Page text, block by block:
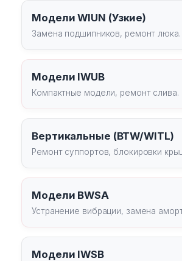
Модели WIUN (Узкие)
Замена подшипников, ремонт люка.
Модели IWUB
Компактные модели, ремонт слива.
Вертикальные (BTW/WITL)
Ремонт суппортов, блокировки
Модели BWSA
Устранение вибрации, замена
Модели IWSB